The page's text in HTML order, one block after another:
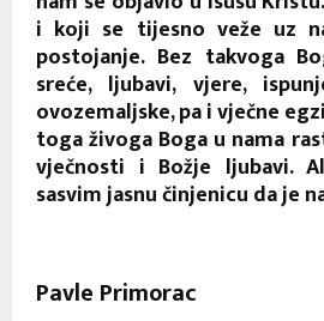
i koji se tijesno veže uz
postojanje. Bez takvoga
sreće, ljubavi, vjere,
ovozemaljske, pa i vječne
toga živoga Boga u nama
vječnosti i Božje ljubavi.
sasvim jasnu činjenicu da je
Pavle Primorac